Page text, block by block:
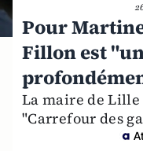
Pour
Fillon est
La maire de
"Carrefour des